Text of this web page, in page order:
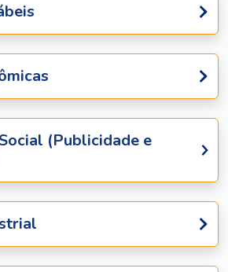
(Publicidade e